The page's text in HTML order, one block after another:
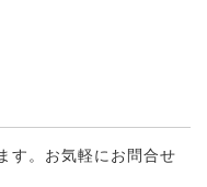
す。お気軽にお問合せ